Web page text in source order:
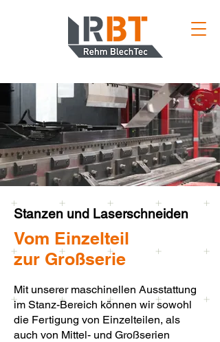
Stanzen und Laserschneiden
Vom Einzelteil
zur Großserie
Mit unserer maschinellen Ausstattung
im Stanz-Bereich können wir sowohl
die Fertigung von Einzelteilen, als
auch von Mittel- und Großserien